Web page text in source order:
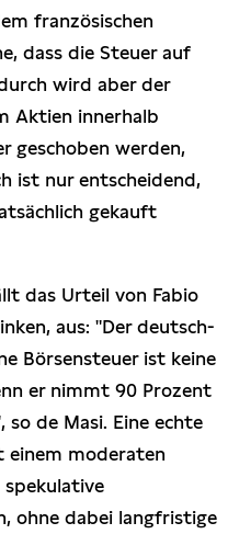
französischen
dass die Steuer auf
wird aber der
Aktien innerhalb
geschoben werden,
ist nur entscheidend,
gekauft
das Urteil von Fabio
aus: "Der deutsch-
Börsensteuer ist keine
er nimmt 90 Prozent
so de Masi. Eine echte
einem moderaten
ohne dabei langfristige